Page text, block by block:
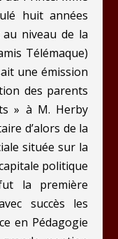
huit années
au niveau de la
Télémaque)
une émission
des parents
» à M. Herby
d’alors de la
située sur la
politique
la première
succès les
en Pédagogie